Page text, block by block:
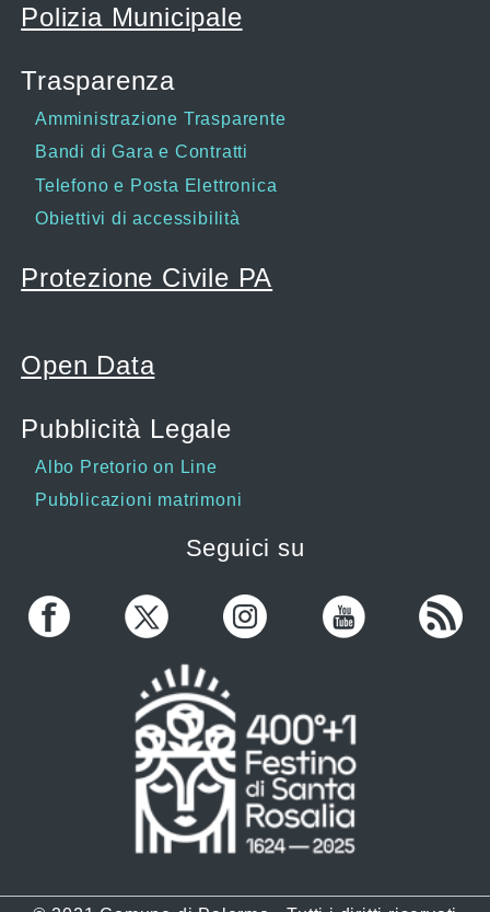
Polizia Municipale
Trasparenza
Amministrazione Trasparente
Bandi di Gara e Contratti
Telefono e Posta Elettronica
Obiettivi di accessibilità
Protezione Civile PA
Open Data
Pubblicità Legale
Albo Pretorio on Line
Pubblicazioni matrimoni
Seguici su